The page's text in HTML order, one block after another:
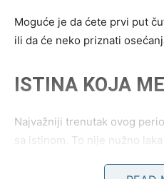
Moguće je da ćete prvi put
ili da će neko priznati
ISTINA KOJA
Najvažniji trenutak ovog
sa istinom. To nije nužno